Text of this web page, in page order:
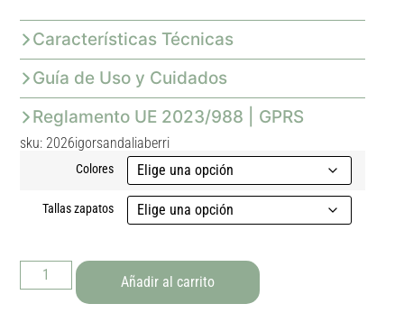
Características Técnicas
Guía de Uso y Cuidados
Reglamento UE 2023/988 | GPRS
sku: 2026igorsandaliaberri
Colores
Tallas zapatos
Añadir al carrito